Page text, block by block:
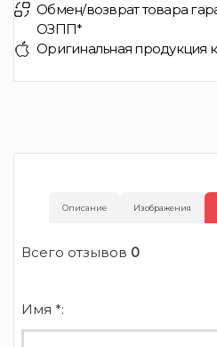
Обмен/возврат товара
ОЗПП*
Оригинальная продукция
Описание Изображения
Всего отзывов 0
Имя *: